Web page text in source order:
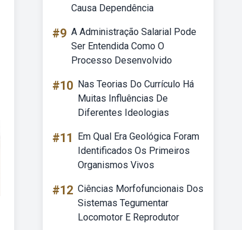
Causa Dependência
#9 A Administração Salarial Pode
Ser Entendida Como O
Processo Desenvolvido
#10 Nas Teorias Do Currículo Há
Muitas Influências De
Diferentes Ideologias
#11
Em Qual Era Geológica Foram
Identificados Os Primeiros
Organismos Vivos
#12 Ciências Morfofuncionais Dos
Sistemas Tegumentar
Locomotor E Reprodutor